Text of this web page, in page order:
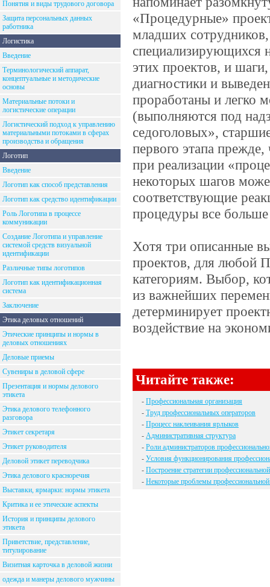
Понятия и виды трудового договора
Защита персональных данных
работника
Логистика
Введение
Терминологический аппарат,
концептуальные и методические
основы
Материальные потоки и
логистические операции
Логистический подход к управлению
материальными потоками в сферах
производства и обращения
Логотип
Введение
Логотип как способ представления
Логотип как средство идентификации
Роль Логотипа в процессе
коммуникации
Создание Логотипа и управление
системой средств визуальной
идентификации
Различные типы логотипов
Логотип как идентификационная
система
Заключение
Этика деловых отношений
Этические принципы и нормы в
деловых отношениях
Деловые приемы
Сувениры в деловой сфере
Презентация и нормы делового
этикета
Этика делового телефонного
разговора
Этикет секретаря
Этикет руководителя
Деловой этикет переводчика
Этика делового красноречия
Выставки, ярмарки: нормы этикета
Критика и ее этические аспекты
История и принципы делового
этикета
Приветствие, представление,
титулирование
Визитная карточка в деловой жизни
одежда и манеры делового мужчины
«Процедурные»
младших
специализирующихся
этих проектов, и
диагностики и
проработаны и легко
(выполняются под
седоголовых»,
первого этапа
при реализации
некоторых шагов
соответствующие
процедуры все
Хотя три описанные
проектов, для любой
категориям. Выбор,
из важнейших
детерминирует
воздействие на
Читайте также:
- Профессиональная организация
- Труд профессиональных операторов
- Процесс наклеивания ярлыков
- Административная структура
- Роли администраторов
- Условия функционирования
- Построение стратегии
- Некоторые проблемы профессиональной